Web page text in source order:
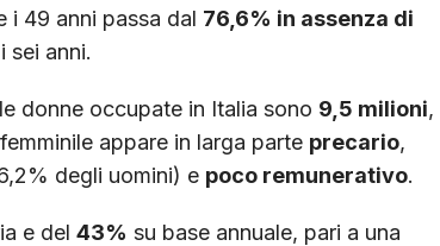
i 49 anni passa dal 76,6% in assenza di
sei anni.
donne occupate in Italia sono 9,5 milioni,
appare in larga parte precario,
degli uomini) e poco remunerativo.
e del 43% su base annuale, pari a una